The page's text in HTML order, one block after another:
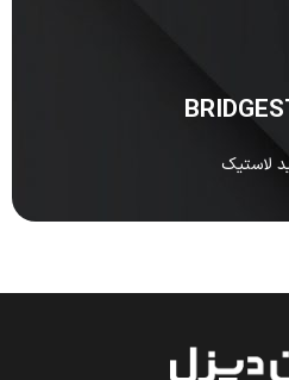
لاستیک